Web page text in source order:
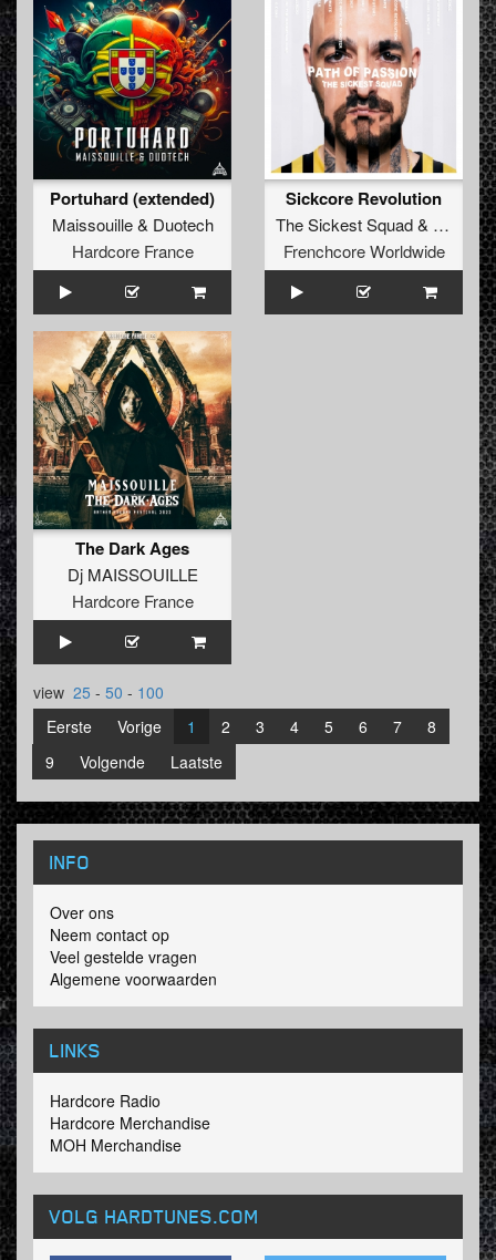
Portuhard (extended)
Maissouille& Duotech
Hardcore France
Sickcore Revolution
The Sickest Squad&
Frenchcore Worldwide
The Dark Ages
Dj MAISSOUILLE
Hardcore France
view 25 - 50 - 100
Eerste
Vorige 1 2 3 4 5 6 7
8
9
Volgende Laatste
INFO
Over ons
Neem contact op
Veel gestelde vragen
Algemene voorwaarden
LINKS
Hardcore Radio
Hardcore Merchandise
MOH Merchandise
VOLG HARDTUNES.COM